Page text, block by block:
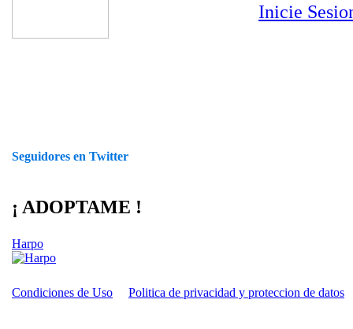
Seguidores en Twitter
¡ ADOPTAME !
Harpo
Inicie
Condiciones de Uso Politica de privacidad y proteccion de datos